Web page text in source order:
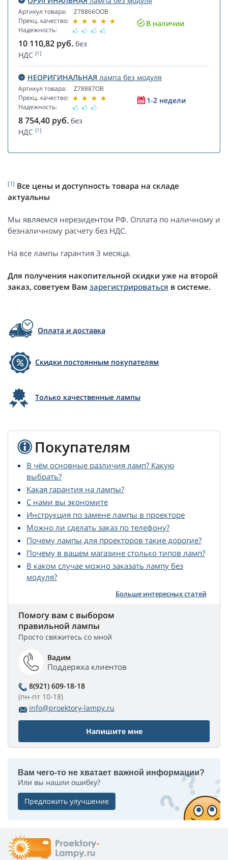
Артикул товара:
Прекц. качество:
Надежность:
Z78866OOB
В наличии
10 110,82 руб. без
НДС [1]
НЕОРИГИНАЛЬНАЯ лампа без модуля
Артикул товара:
Прекц. качество:
Надежность:
Z78887OB
1-2 недели
8 754,40 руб. без
НДС [1]
[1] Все цены и доступность товара на складе
актуальны
Мы являемся нерезидентом РФ. Оплата по наличному и
безналичному расчету без НДС.
На все лампы гарантия 3 месяца.
Для получения накопительной скидки уже на второй
заказ, советуем Вам зарегистрироваться в системе.
Оплата и доставка
Скидки постоянным покупателям
Только качественные лампы
Покупателям
В чём основные различия ламп? Какую
выбрать?
Какая гарантия на лампы?
С нами вы экономите
Инструкция по замене лампы в проекторе
Можно ли сделать заказ по телефону?
Почему лампы для проекторов такие дорогие?
Почему в вашем магазине столько типов ламп?
В каком случае можно заказать лампу без
модуля?
Больше интересных статей
Помогу вам с выбором
правильной лампы
Просто свяжитесь со мной
Вадим
Поддержка клиентов
8(921) 609-18-18
(пн-пт 10-18)
info@proektory-lampy.ru
Напишите мне
Вам чего-то не хватает важной информации?
Или вы нашли ошибку?
Предложить улучшение